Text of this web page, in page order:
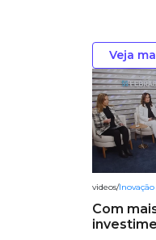
Veja
videos/Inovação
Com